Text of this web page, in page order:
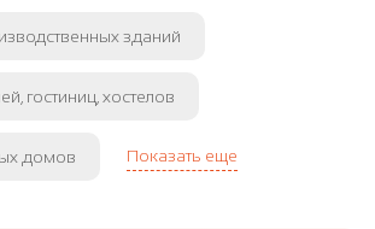
зданий
гостиниц, хостелов
домов Показать еще